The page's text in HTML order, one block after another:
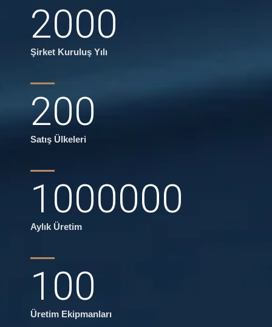
2000
Şirket Kuruluş Yılı
200
Satış Ülkeleri
1000000
Aylık Üretim
100
Üretim Ekipmanları